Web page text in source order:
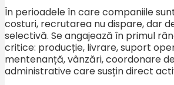
În perioadele în care companiile
costuri, recrutarea nu dispare, dar
selectivă. Se angajează în primul
critice: producție, livrare, suport
mentenanță, vânzări, coordonare
administrative care susțin direct